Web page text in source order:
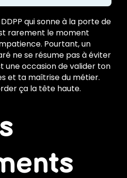
qui sonne à la porte de
rarement le moment
Pourtant, un
ne se résume pas à éviter
une occasion de valider ton
et ta maîtrise du métier.
ça la tête haute.